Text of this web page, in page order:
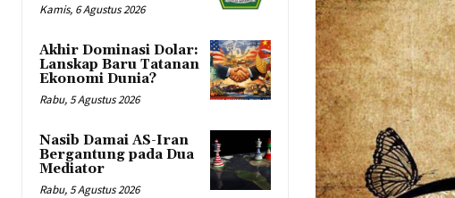
Kamis, 6 Agustus 2026
Akhir Dominasi Dolar:
Lanskap Baru Tatanan
Ekonomi Dunia?
Rabu, 5 Agustus 2026
Nasib Damai AS-Iran
Bergantung pada Dua
Mediator
Rabu, 5 Agustus 2026